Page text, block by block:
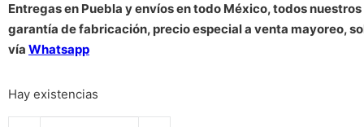
Entregas en Puebla y envíos en todo México, todos
garantía de fabricación, precio especial a venta mayoreo,
vía Whatsapp
Hay existencias